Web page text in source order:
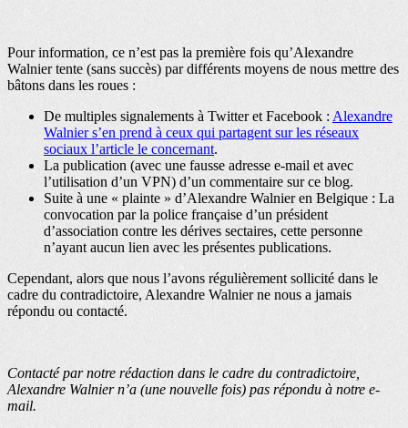
Pour information, ce n’est pas la première fois qu’Alexandre
Walnier tente (sans succès) par différents moyens de nous mettre des
bâtons dans les roues :
De multiples signalements à Twitter et Facebook : Alexandre
Walnier s’en prend à ceux qui partagent sur les réseaux
sociaux l’article le concernant.
La publication (avec une fausse adresse e-mail et avec
l’utilisation d’un VPN) d’un commentaire sur ce blog.
Suite à une « plainte » d’Alexandre Walnier en Belgique : La
convocation par la police française d’un président
d’association contre les dérives sectaires, cette personne
n’ayant aucun lien avec les présentes publications.
Cependant, alors que nous l’avons régulièrement sollicité dans le
cadre du contradictoire, Alexandre Walnier ne nous a jamais
répondu ou contacté.
Contacté par notre rédaction dans le cadre du contradictoire,
Alexandre Walnier n’a (une nouvelle fois) pas répondu à notre e-
mail.